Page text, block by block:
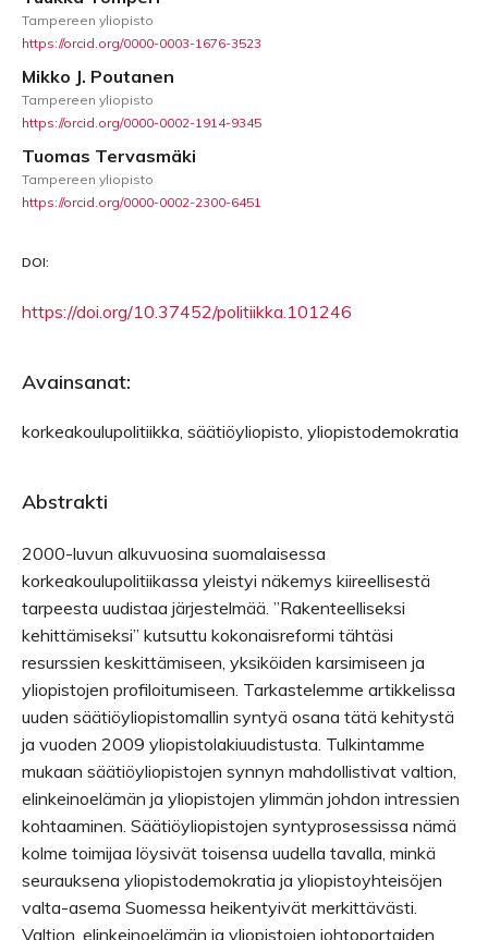
Tampereen yliopisto
https://orcid.org/0000-0003-1676-3523
Mikko J. Poutanen
Tampereen yliopisto
https://orcid.org/0000-0002-1914-9345
Tuomas Tervasmäki
Tampereen yliopisto
https://orcid.org/0000-0002-2300-6451
DOI:
https://doi.org/10.37452/politiikka.101246
Avainsanat:
korkeakoulupolitiikka, säätiöyliopisto, yliopistodemokratia
Abstrakti
2000-luvun alkuvuosina suomalaisessa
korkeakoulupolitiikassa yleistyi näkemys kiireellisestä
tarpeesta uudistaa järjestelmää. ”Rakenteelliseksi
kehittämiseksi” kutsuttu kokonaisreformi tähtäsi
resurssien keskittämiseen, yksiköiden karsimiseen ja
yliopistojen profiloitumiseen. Tarkastelemme artikkelissa
uuden säätiöyliopistomallin syntyä osana tätä kehitystä
ja vuoden 2009 yliopistolakiuudistusta. Tulkintamme
mukaan säätiöyliopistojen synnyn mahdollistivat valtion,
elinkeinoelämän ja yliopistojen ylimmän johdon intressien
kohtaaminen. Säätiöyliopistojen syntyprosessissa nämä
kolme toimijaa löysivät toisensa uudella tavalla, minkä
seurauksena yliopistodemokratia ja yliopistoyhteisöjen
valta-asema Suomessa heikentyivät merkittävästi.
Valtion, elinkeinoelämän ja yliopistojen johtoportaiden